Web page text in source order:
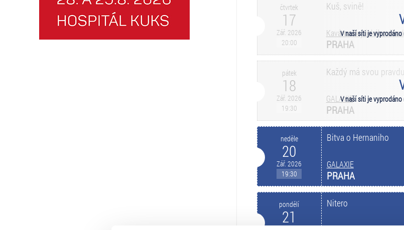
čtvrtek
17
Zář. 2026
20:00
V naší síti je
Kuš, svině!
Kavárna Dejvického
PRAHA
pátek
18
Zář. 2026
19:30
V naší síti je
Každý má svou pravdu
GALAXIE
PRAHA
neděle
20
Zář. 2026
19:30
Bitva o Hernaniho
GALAXIE
PRAHA
pondělí
21
Nitero